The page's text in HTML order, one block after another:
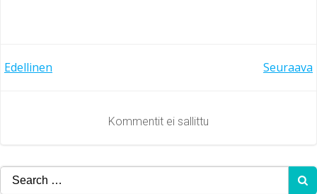
Artikkelien
Edellinen
Artikkelien
selaus
Seuraava
Kommentit ei sallittu
Search